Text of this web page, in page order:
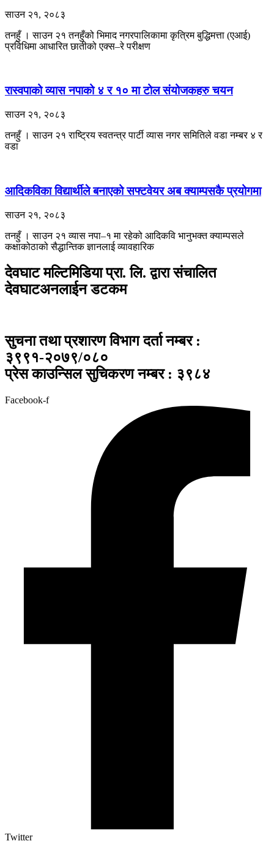
साउन २१, २०८३
तनहुँ । साउन २१ तनहुँको भिमाद नगरपालिकामा कृत्रिम बुद्धिमत्ता (एआई)
प्रविधिमा आधारित छातीको एक्स–रे परीक्षण
रास्वपाको व्यास नपाको ४ र १० मा टोल संयोजकहरु चयन
साउन २१, २०८३
तनहुँ । साउन २१ राष्ट्रिय स्वतन्त्र पार्टी व्यास नगर समितिले वडा नम्बर ४ र
वडा
आदिकविका विद्यार्थीले बनाएको सफ्टवेयर अब क्याम्पसकै प्रयोगमा
साउन २१, २०८३
तनहुँ । साउन २१ ​व्यास नपा–१ मा रहेको आदिकवि भानुभक्त क्याम्पसले
कक्षाकोठाको सैद्धान्तिक ज्ञानलाई व्यावहारिक
देवघाट मल्टिमिडिया प्रा. लि. द्वारा संचालित
देवघाटअनलाईन डटकम
सुचना तथा प्रशारण विभाग दर्ता नम्बर :
३९९१-२०७९/०८०
प्रेस काउन्सिल सुचिकरण नम्बर : ३९८४
Facebook-f
Twitter